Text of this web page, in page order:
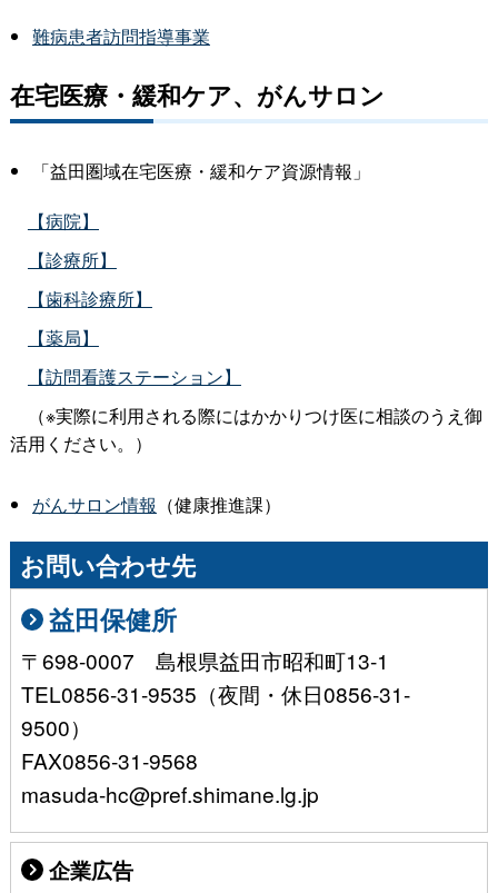
難病患者訪問指導事業
在宅医療・緩和ケア、がんサロン
「益田圏域在宅医療・緩和ケア資源情報」
【病院】
【診療所】
【歯科診療所】
【薬局】
【訪問看護ステーション】
（※実際に利用される際にはかかりつけ医に相談のうえ御
活用ください。）
がんサロン情報 （健康推進課）
お問い合わせ先
益田保健所
〒698-0007 島根県益田市昭和町13-1
TEL0856-31-9535（夜間・休日0856-31-
9500）
FAX0856-31-9568
masuda-hc@pref.shimane.lg.jp
企業広告